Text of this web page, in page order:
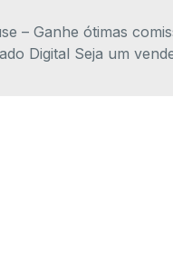
– Ganhe ótimas
Digital Seja um